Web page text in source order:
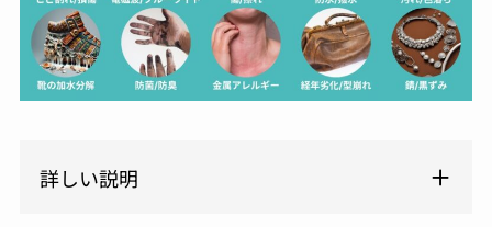
詳しい説明